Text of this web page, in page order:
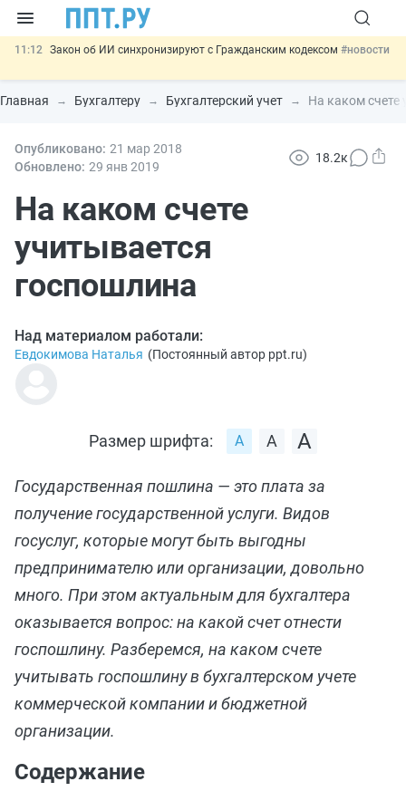
11:12 Закон об ИИ синхронизируют с Гражданским кодексом #новости
10:08 Договоры займа под залог жилья предложили заверять у
нотариуса
#новости
13:02
Важно
СФР переведёт обмен по пособиям в СЭДО на
платформу ГИС ЕЦП до 31 августа
крупным госконтрактам
Главная Бухгалтеру Бухгалтерский учет На каком счете
Опубликовано: 21 мар 2018
Обновлено: 29 янв2019
18.2к
На каком счете
учитывается
госпошлина
Над материалом работали:
Евдокимова Наталья (Постоянный автор ppt.ru)
Размер шрифта:
Государственная пошлина — это плата за
получение государственной услуги. Видов
госуслуг, которые могут быть выгодны
предпринимателю или организации, довольно
много. При этом актуальным для бухгалтера
оказывается вопрос: на какой счет отнести
госпошлину. Разберемся, на каком счете
учитывать госпошлину в бухгалтерском учете
коммерческой компании и бюджетной
организации.
Содержание